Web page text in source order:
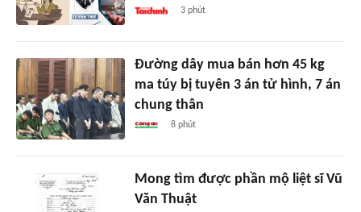
3 phút
Đường dây mua bán hơn 45 kg
ma túy bị tuyên 3 án tử hình, 7 án
chung thân
8 phút
Mong tìm được phần mộ liệt sĩ Vũ
Văn Thuật